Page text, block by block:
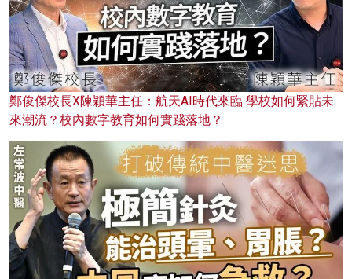
鄭俊傑校長X陳穎華主任：航天AI時代來臨 學校如何緊貼未
來潮流？校內數字教育如何實踐落地？